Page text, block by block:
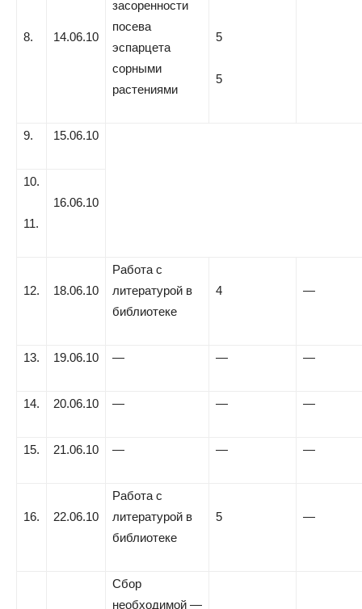
8. 14.06.10
засоренности
посева
эспарцета
сорными
растениями
5
5
9. 15.06.10
10.
11.
16.06.10
12. 18.06.10
Работа с
литературой в
библиотеке
4 —
13. 19.06.10 — — —
14. 20.06.10 — — —
15. 21.06.10 — — —
16. 22.06.10
Работа с
литературой в
библиотеке
5 —
Сбор
необходимой —